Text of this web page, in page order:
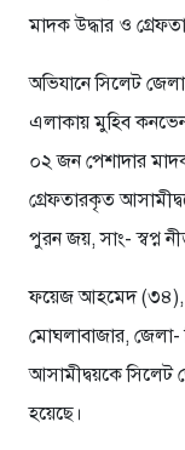
মাদক উদ্ধার ও
অভিযানে সিলেট
এলাকায় মুহিব
০২ জন পেশাদার
গ্রেফতারকৃত
পুরন জয়, সাং- স্বপ্ন
ফয়েজ আহমেদ (৩৪),
মোঘলাবাজার,
আসামীদ্বয়কে সিলেট
হয়েছে।